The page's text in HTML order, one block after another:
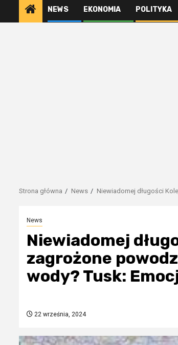
NEWS EKONOMIA POLITYKA
Strona główna News Niewiadomej długości
News
Niewiadomej
zagrożone
wody? Tusk:
22 września, 2024